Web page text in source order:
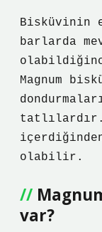
Bisküvinin
barlarda
Magnum
tatlılardır.
olabilir.
var?